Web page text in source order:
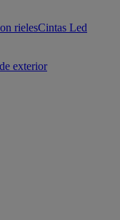
rielesCintas Led
exterior